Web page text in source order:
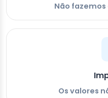
Não
Os valores